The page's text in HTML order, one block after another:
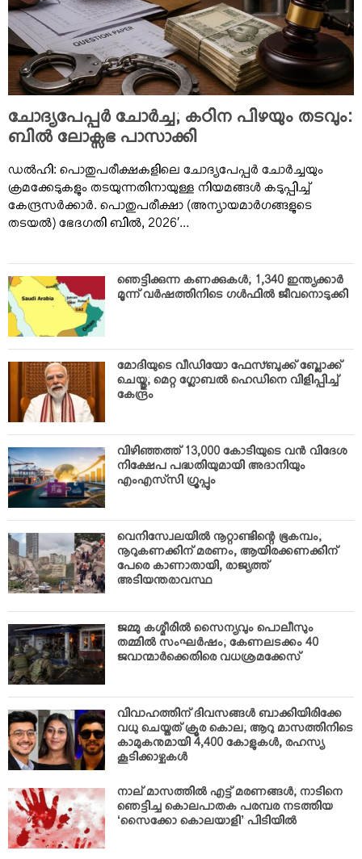
VIDEOS
YOUR SAY
COOKERY
KARSHAKAN
GREETINGS
OBITUARY
ചോദ്യപേപ്പര്‍ ചോര്‍ച്ച; കഠിന പിഴയും തടവും:
ബില്‍ ലോക്സഭ പാസാക്കി
ഡല്‍ഹി: പൊതുപരീക്ഷകളിലെ ചോദ്യപേപ്പര്‍ ചോര്‍ച്ചയും
ക്രമക്കേടുകളും തടയുന്നതിനായുള്ള നിയമങ്ങള്‍ കടുപ്പിച്ച്
കേന്ദ്രസര്‍ക്കാര്‍. പൊതുപരീക്ഷാ (അന്യായമാര്‍ഗങ്ങളുടെ
തടയല്‍) ഭേദഗതി ബില്‍, 2026′...
ഞെട്ടിക്കുന്ന കണക്കുകള്‍; 1,340 ഇന്ത്യക്കാര്‍
മൂന്ന് വര്‍ഷത്തിനിടെ ഗള്‍ഫില്‍ ജീവനൊടുക്കി
മോദിയുടെ വീഡിയോ ഫേസ്ബുക്ക് ബ്ലോക്ക്
ചെയ്തു; മെറ്റ ഗ്ലോബല്‍ ഹെഡിനെ വിളിപ്പിച്ച്
കേന്ദ്രം
വിഴിഞ്ഞത്ത് 13,000 കോടിയുടെ വന്‍ വിദേശ
നിക്ഷേപ പദ്ധതിയുമായി അദാനിയും
എംഎസ്‌സി ഗ്രൂപ്പും
വെനിസ്വേലയില്‍ നൂറ്റാണ്ടിന്റെ ഭൂകമ്പം;
നൂറുകണക്കിന് മരണം, ആയിരക്കണക്കിന്
പേരെ കാണാതായി, രാജ്യത്ത്
അടിയന്തരാവസ്ഥ
ജമ്മു കശ്മീരില്‍ സൈന്യവും പൊലീസും
തമ്മില്‍ സംഘര്‍ഷം; കേണലടക്കം 40
ജവാന്മാര്‍ക്കെതിരെ വധശ്രമക്കേസ്
വിവാഹത്തിന് ദിവസങ്ങള്‍ ബാക്കിയിരിക്കേ
വധു ചെയ്തത് ക്രൂര കൊല; ആറു മാസത്തിനിടെ
കാമുകനുമായി 4,400 കോളുകള്‍, രഹസ്യ
കൂടിക്കാഴ്ചകള്‍
നാല് മാസത്തില്‍ എട്ട് മരണങ്ങള്‍; നാടിനെ
ഞെട്ടിച്ച കൊലപാതക പരമ്പര നടത്തിയ
‘സൈക്കോ കൊലയാളി’ പിടിയില്‍